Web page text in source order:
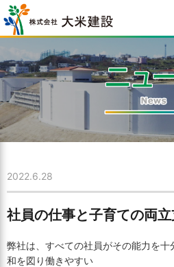
2022.6.28
社員の仕事と子育ての両
弊社は、すべての社員がその能力を
和を図り働きやすい